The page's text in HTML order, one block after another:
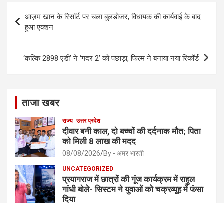
o
o
k
navigation
आज़म खान के रिसॉर्ट पर चला बुलडोजर, विधायक की कार्यवाई के बाद
हुआ एक्शन
‘कल्कि 2898 एडी’ ने ‘गदर 2’ को पछाड़ा, फिल्म ने बनाया नया रिकॉर्ड
ताजा खबर
राज्य उत्तर प्रदेश
दीवार बनी काल, दो बच्चों की दर्दनाक मौत; पिता
को मिली 8 लाख की मदद
08/08/2026 By - अमर भारती
UNCATEGORIZED
प्रयागराज में छात्रों की गूंज कार्यक्रम में राहुल
गांधी बोले- सिस्टम ने युवाओं को चक्रव्यूह में फंसा
दिया